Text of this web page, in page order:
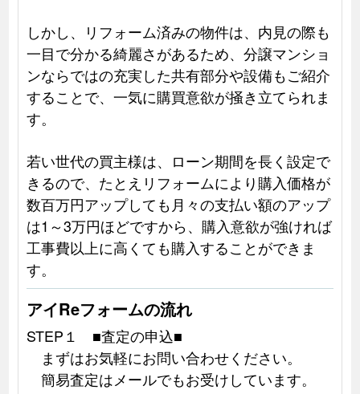
しかし、リフォーム済みの物件は、内見の際も
一目で分かる綺麗さがあるため、分譲マンショ
ンならではの充実した共有部分や設備もご紹介
することで、一気に購買意欲が掻き立てられま
す。
若い世代の買主様は、ローン期間を長く設定で
きるので、たとえリフォームにより購入価格が
数百万円アップしても月々の支払い額のアップ
は1～3万円ほどですから、購入意欲が強ければ
工事費以上に高くても購入することができま
す。
アイReフォームの流れ
STEP１ ■査定の申込■
まずはお気軽にお問い合わせください。
簡易査定はメールでもお受けしています。